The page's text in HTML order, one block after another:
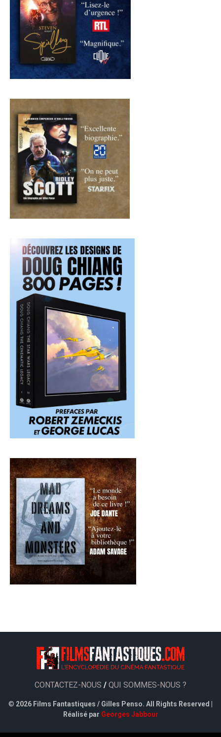
CONTACTEZ-NOUS / QUI SOMMES-NOUS ?
© 2026 Films Fantastiques / Gilles Penso. All Rights Reserved |
Réalisé par Georges Jabbour